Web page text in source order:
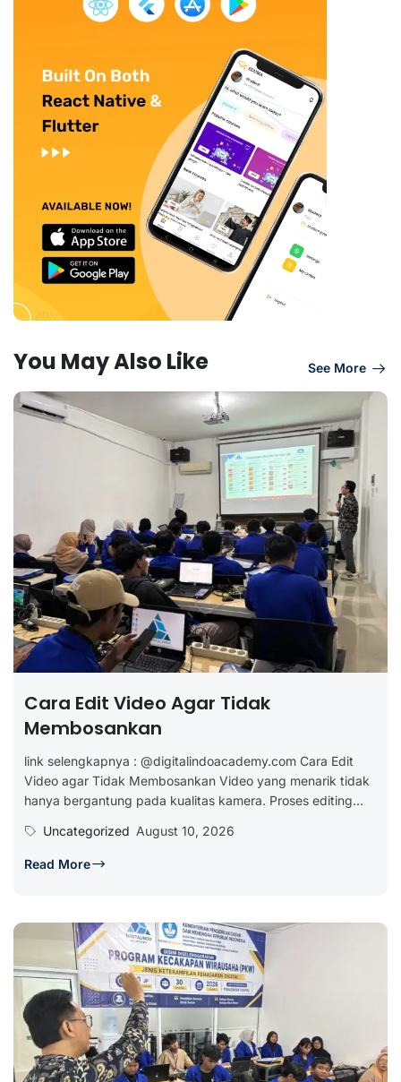
You May Also Like See More
Cara Edit Video Agar Tidak
Membosankan
link selengkapnya : @digitalindoacademy.com Cara Edit
Video agar Tidak Membosankan Video yang menarik tidak
hanya bergantung pada kualitas kamera. Proses editing...
Uncategorized August 10, 2026
Read More